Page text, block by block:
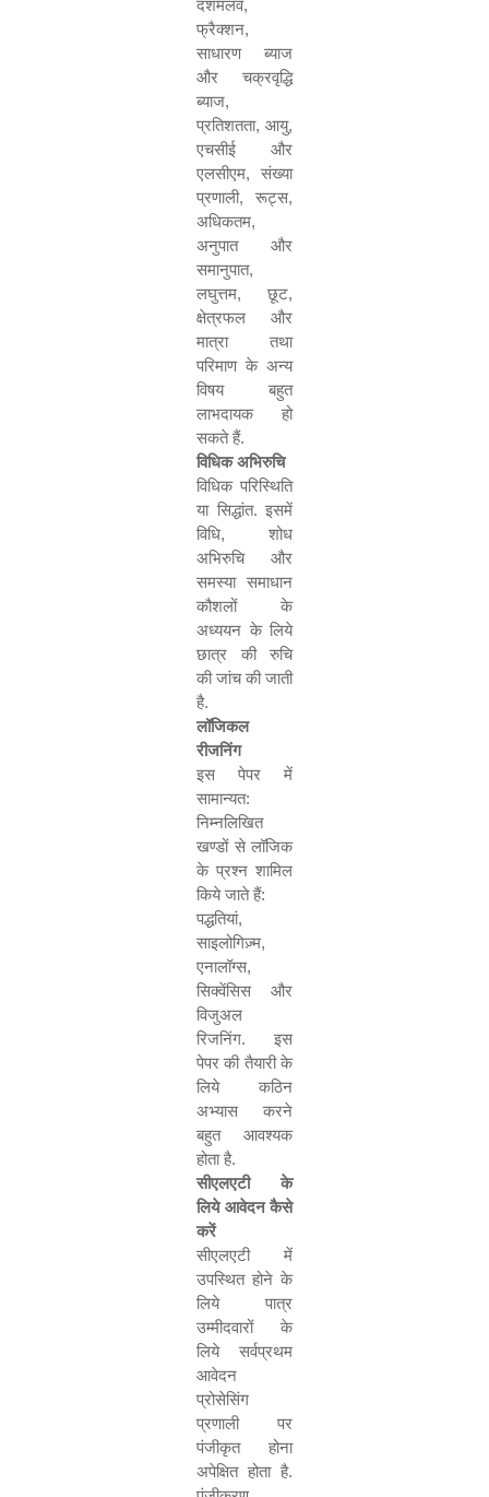
दशमलव,
फ्रैक्शन,
साधारण ब्याज
और चक्रवृद्धि
ब्याज,
प्रतिशतता, आयु,
एचसीई और
एलसीएम, संख्या
प्रणाली, रूट्स,
अधिकतम,
अनुपात और
समानुपात,
लघुत्तम, छूट,
क्षेत्रफल और
मात्रा तथा
परिमाण के अन्य
विषय बहुत
लाभदायक हो
सकते हैं.
विधिक अभिरुचि
विधिक परिस्थिति
या सिद्धांत. इसमें
विधि, शोध
अभिरुचि और
समस्या समाधान
कौशलों के
अध्ययन के लिये
छात्र की रुचि
की जांच की जाती
है.
लॉजिकल
रीजनिंग
इस पेपर में
सामान्यत:
निम्नलिखित
खण्डों से लॉजिक
के प्रश्न शामिल
किये जाते हैं:
पद्धतियां,
साइलोगिज़्म,
एनालॉग्स,
सिक्वेंसिस और
विजुअल
रिजनिंग. इस
पेपर की तैयारी के
लिये कठिन
अभ्यास करने
बहुत आवश्यक
होता है.
सीएलएटी के
लिये आवेदन कैसे
करें
सीएलएटी में
उपस्थित होने के
लिये पात्र
उम्मीदवारों के
लिये सर्वप्रथम
आवेदन
प्रोसेसिंग
प्रणाली पर
पंजीकृत होना
अपेक्षित होता है.